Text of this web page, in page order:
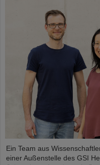
Ein Team aus
einer Außenstelle des GSI